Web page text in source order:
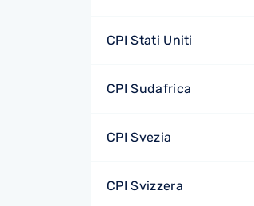
CPI Stati Uniti
CPI Sudafrica
CPI Svezia
CPI Svizzera